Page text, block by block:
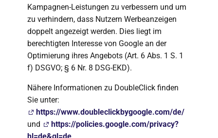
Kampagnen-Leistungen zu verbessern und um
zu verhindern, dass Nutzern Werbeanzeigen
doppelt angezeigt werden. Dies liegt im
berechtigten Interesse von Google an der
Optimierung ihres Angebots (Art. 6 Abs. 1 S. 1
f) DSGVO; § 6 Nr. 8 DSG-EKD).
Nähere Informationen zu DoubleClick finden
Sie unter:
https://www.doubleclickbygoogle.com/de/
und
https://policies.google.com/privacy?